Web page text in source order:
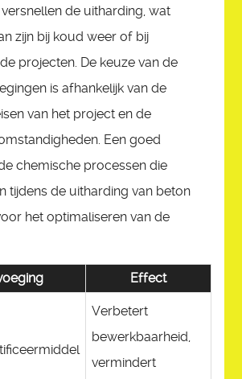
de uitharding, wat
zijn bij koud weer of bij
projecten. De keuze van de
is afhankelijk van de
van het project en de
Een goed
chemische processen die
tijdens de uitharding van beton
het optimaliseren van de
Effect
Verbetert
bewerkbaarheid,
vermindert